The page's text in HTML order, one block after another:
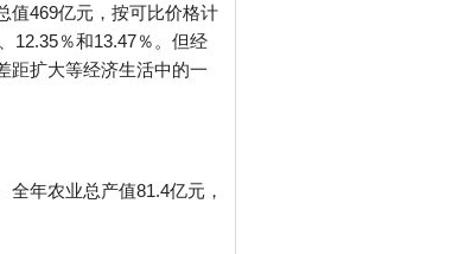
值469亿元，按可比价格计
12.35％和13.47％。但经
距扩大等经济生活中的一
年农业总产值81.4亿元，